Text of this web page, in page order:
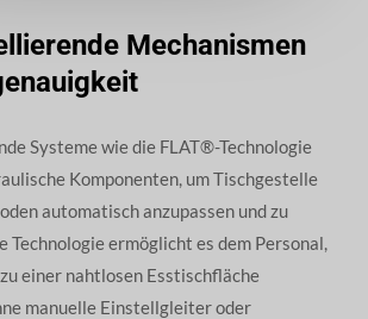
Mechanismen
Systeme wie die FLAT®-Technologie
Komponenten, um Tischgestelle
automatisch anzupassen und zu
Technologie ermöglicht es dem Personal,
einer nahtlosen Esstischfläche
manuelle Einstellgleiter oder